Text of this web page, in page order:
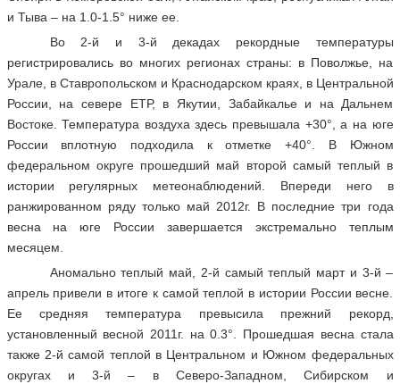
и Тыва – на 1.0-1.5° ниже ее.
Во 2-й и 3-й декадах рекордные температуры
регистрировались во многих регионах страны: в Поволжье, на
Урале, в Ставропольском и Краснодарском краях, в Центральной
России, на севере ЕТР, в Якутии, Забайкалье и на Дальнем
Востоке. Температура воздуха здесь превышала +30°, а на юге
России вплотную подходила к отметке +40°. В Южном
федеральном округе прошедший май второй самый теплый в
истории регулярных метеонаблюдений. Впереди него в
ранжированном ряду только май 2012г. В последние три года
весна на юге России завершается экстремально теплым
месяцем.
Аномально теплый май, 2-й самый теплый март и 3-й –
апрель привели в итоге к самой теплой в истории России весне.
Ее средняя температура превысила прежний рекорд,
установленный весной 2011г. на 0.3°. Прошедшая весна стала
также 2-й самой теплой в Центральном и Южном федеральных
округах и 3-й – в Северо-Западном, Сибирском и